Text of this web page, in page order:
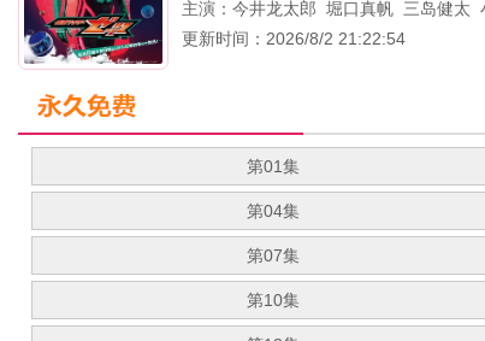
主演： 今井龙太郎 堀口真帆 三岛健太
更新时间：2026/8/2 21:22:54
第01集
第04集
第07集
第10集